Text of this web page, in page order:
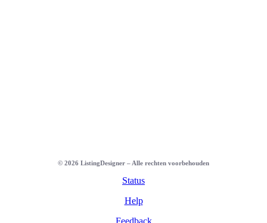
© 2026 ListingDesigner – Alle rechten voorbehouden
Status
Help
Feedback